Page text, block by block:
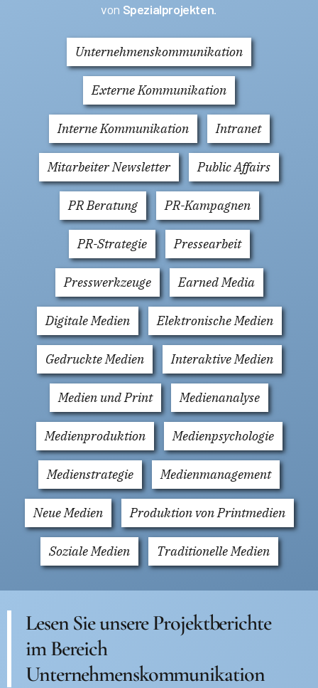
von Spezialprojekten.
Unternehmenskommunikation
Externe Kommunikation
Interne Kommunikation Intranet
Mitarbeiter Newsletter Public Affairs
PR Beratung PR-Kampagnen
PR-Strategie Pressearbeit
Presswerkzeuge Earned Media
Digitale Medien Elektronische Medien
Gedruckte Medien Interaktive Medien
Medien und Print Medienanalyse
Medienproduktion Medienpsychologie
Medienstrategie Medienmanagement
Neue Medien Produktion von Printmedien
Soziale Medien Traditionelle Medien
Lesen Sie unsere Projektberichte
im Bereich
Unternehmenskommunikation